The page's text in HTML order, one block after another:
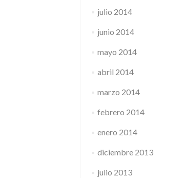
julio 2014
junio 2014
mayo 2014
abril 2014
marzo 2014
febrero 2014
enero 2014
diciembre 2013
julio 2013